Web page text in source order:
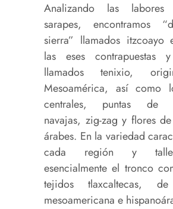
Analizando las
sarapes, encontramos
sierra” llamados itzcoayo
las eses contrapuestas
llamados tenixio,
Mesoamérica, así como
centrales, puntas de
navajas, zig-zag y flores
árabes. En la variedad
cada región y
esencialmente el tronco
tejidos tlaxcaltecas,
mesoamericana e